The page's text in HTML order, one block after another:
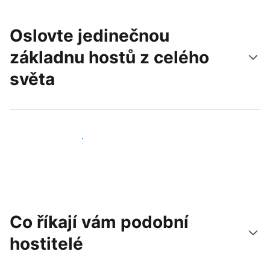
Oslovte jedinečnou
základnu hostů z celého
světa
Oslovit nové hosty už dnes
Co říkají vám podobní
hostitelé